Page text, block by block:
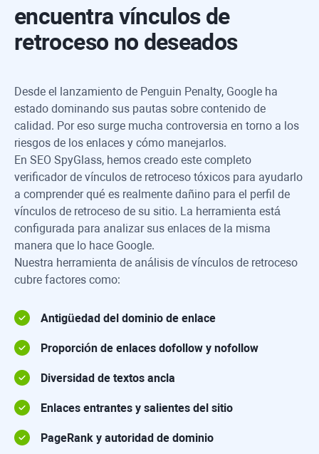
encuentra vínculos de
retroceso no deseados
Desde el lanzamiento de Penguin Penalty, Google ha
estado dominando sus pautas sobre contenido de
calidad. Por eso surge mucha controversia en torno a los
riesgos de los enlaces y cómo manejarlos.
En SEO SpyGlass, hemos creado este completo
verificador de vínculos de retroceso tóxicos para ayudarlo
a comprender qué es realmente dañino para el perfil de
vínculos de retroceso de su sitio. La herramienta está
configurada para analizar sus enlaces de la misma
manera que lo hace Google.
Nuestra herramienta de análisis de vínculos de retroceso
cubre factores como:
Antigüedad del dominio de enlace
Proporción de enlaces dofollow y nofollow
Diversidad de textos ancla
Enlaces entrantes y salientes del sitio
PageRank y autoridad de dominio